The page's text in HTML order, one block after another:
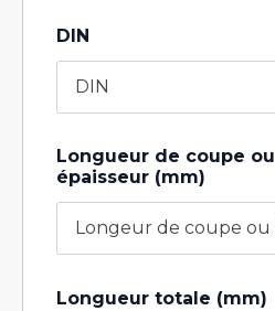
DIN
DIN
Longueur de coupe ou
épaisseur (mm)
Longueur totale (mm)